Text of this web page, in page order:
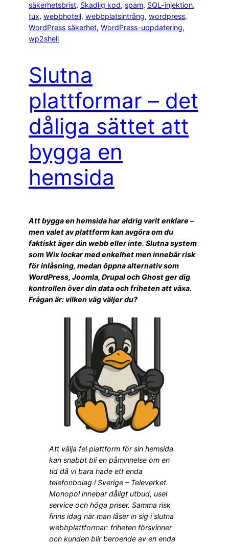
säkerhetsbrist, Skadlig kod, spam, SQL-injektion
tux, webbhotell, webbplatsintrång, wordpress
WordPress säkerhet, WordPress-uppdatering
wp2shell
Slutna
plattformar – det
dåliga sättet att
bygga en
hemsida
Att bygga en hemsida har aldrig varit enklare –
men valet av plattform kan avgöra om du
faktiskt äger din webb eller inte. Slutna system
som Wix lockar med enkelhet men innebär risk
för inlåsning, medan öppna alternativ som
WordPress, Joomla, Drupal och Ghost ger dig
kontrollen över din data och friheten att växa.
Frågan är: vilken väg väljer du?
Att välja fel plattform för sin hemsida
kan snabbt bli en påminnelse om en
tid då vi bara hade ett enda
telefonbolag i Sverige – Televerket.
Monopol innebar dåligt utbud, usel
service och höga priser. Samma risk
finns idag när man låser in sig i slutna
webbplattformar: friheten försvinner
och kunden blir beroende av en enda